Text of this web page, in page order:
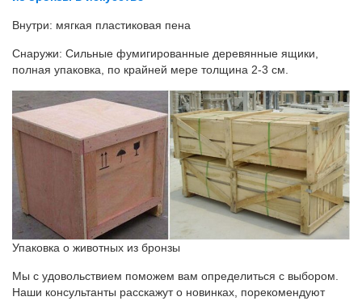
Внутри: мягкая пластиковая пена
Снаружи: Сильные фумигированные деревянные ящики,
полная упаковка, по крайней мере толщина 2-3 см.
Упаковка о животных из бронзы
Мы с удовольствием поможем вам определиться с выбором.
Наши консультанты расскажут о новинках, порекомендуют